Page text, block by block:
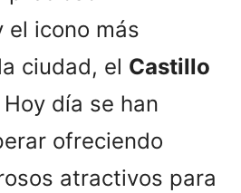
el icono más
ciudad, el Castillo
Hoy día se han
ofreciendo
atractivos para